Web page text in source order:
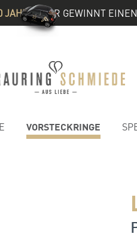
JAHRE& IHR GEWINNT
VORSTECKRINGE